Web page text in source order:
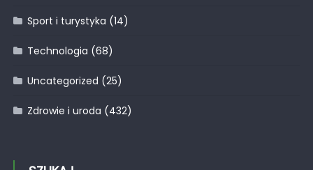
Sport i turystyka (14)
Technologia (68)
Uncategorized (25)
Zdrowie i uroda (432)